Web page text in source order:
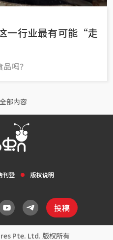
一行业最有可能“走
吗？
部内容
刊登 版权说明
投稿
Pte. Ltd. 版权所有